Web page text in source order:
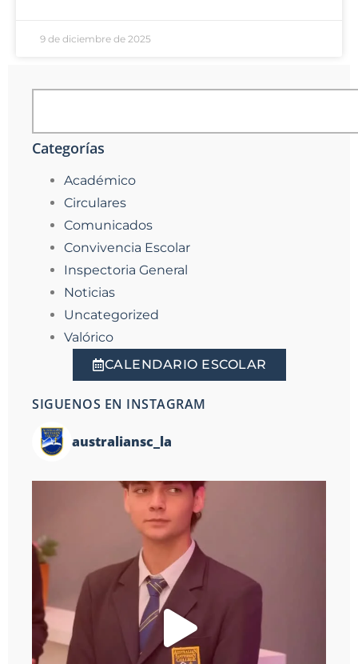
9 de diciembre de 2025
Categorías
Académico
Circulares
Comunicados
Convivencia Escolar
Inspectoria General
Noticias
Uncategorized
Valórico
CALENDARIO ESCOLAR
SIGUENOS EN INSTAGRAM
australiansc_la